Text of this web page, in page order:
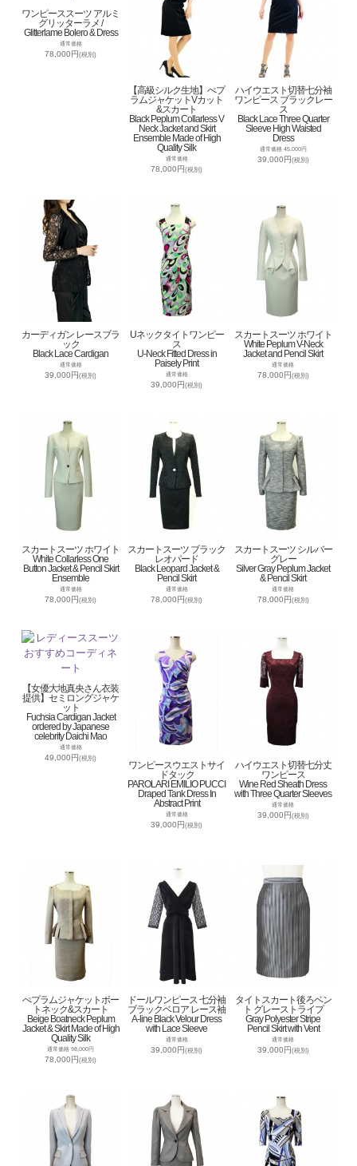
ワンピーススーツ アルミ
グリッターラメ /
Glitterlame Bolero & Dress
通常価格
78,000円(税別)
【高級シルク生地】ぺプ
ラムジャケットVカット
&スカート
Black Peplum Collarless V
Neck Jacket and Skirt
Ensemble Made of High
Quality Silk
通常価格
78,000円(税別)
ハイウエスト切替七分袖
ワンピース ブラックレー
ス
Black Lace Three Quarter
Sleeve High Waisted
Dress
通常価格 45,000円
39,000円(税別)
カーディガン レースブラ
ック
Black Lace Cardigan
通常価格
39,000円(税別)
Uネックタイトワンピー
ス
U-Neck Fitted Dress in
Paisely Print
通常価格
39,000円(税別)
スカートスーツ ホワイト
White Peplum V-Neck
Jacket and Pencil Skirt
通常価格
78,000円(税別)
スカートスーツ ホワイト
White Collarless One
Button Jacket & Pencil Skirt
Ensemble
通常価格
78,000円(税別)
スカートスーツ ブラック
レオパード
Black Leopard Jacket &
Pencil Skirt
通常価格
78,000円(税別)
スカートスーツ シルバー
グレー
Silver Gray Peplum Jacket
& Pencil Skirt
通常価格
78,000円 (税別)
【女優大地真央さん衣装
提供】セミロングジャケ
ット
Fuchsia Cardigan Jacket
ordered by Japanese
celebrity Daichi Mao
通常価格
49,000円(税別)
ワンピースウエストサイ
ドタック
PAROLARI EMILIO PUCCI
Draped Tank Dress In
Abstract Print
通常価格
39,000円(税別)
ハイウエスト切替七分丈
ワンピース
Wine Red Sheath Dress
with Three Quarter Sleeves
通常価格
39,000円 (税別)
ぺプラムジャケットボー
トネック&スカート
Beige Boatneck Peplum
Jacket & Skirt Made of High
Quality Silk
通常価格 98,000円
78,000円(税別)
ドールワンピース 七分袖
ブラックベロア レース袖
A-line Black Velour Dress
with Lace Sleeve
通常価格
39,000円(税別)
タイトスカート後ろベン
ト グレーストライプ
Gray Polyester Stripe
Pencil Skirt with Vent
通常価格
39,000円 (税別)